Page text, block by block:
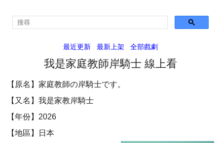
最近更新 最新上架 全部戲劇
我是家庭教師岸騎士 線上看
【原名】家庭教師の岸騎士です。
【又名】我是家教岸騎士
【年份】2026
【地區】日本